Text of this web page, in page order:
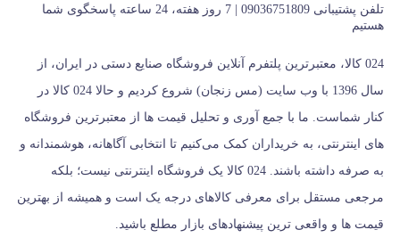
تلفن پشتیبانی 09036751809 | 7 روز هفته، 24 ساعته پاسخگوی شما
هستیم
024 کالا، معتبرترین پلتفرم آنلاین فروشگاه صنایع دستی در ایران، از
سال 1396 با وب سایت (مس زنجان) شروع کردیم و حالا 024 کالا در
کنار شماست. ما با جمع‌ آوری و تحلیل قیمت‌ ها از معتبرترین فروشگاه‌
های اینترنتی، به خریداران کمک می‌کنیم تا انتخابی آگاهانه، هوشمندانه و
به‌ صرفه داشته باشند. 024 کالا یک فروشگاه اینترنتی نیست؛ بلکه
مرجعی مستقل برای معرفی کالاهای درجه یک است و همیشه از بهترین
قیمت‌ ها و واقعی‌ ترین پیشنهادهای بازار مطلع باشید.